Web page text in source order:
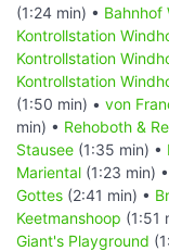
(1:24 min) • Bahnhof
Kontrollstation
Kontrollstation
Kontrollstation
(1:50 min) • von
min) • Rehoboth &
Stausee (1:35 min) •
Mariental (1:23 min) •
Gottes (2:41 min) •
Keetmanshoop (1:51
Giant's Playground